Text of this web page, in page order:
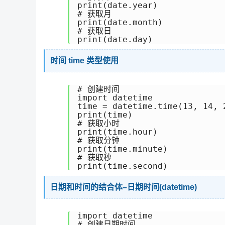
print(date.year)
# 获取月
print(date.month)
# 获取日
时间 time 类型使用
# 创建时间
import datetime
time = datetime.time(13, 14,
print(time)
# 获取小时
print(time.hour)
# 获取分钟
print(time.minute)
# 获取秒
日期和时间的结合体–日期时间(datetime)
import datetime